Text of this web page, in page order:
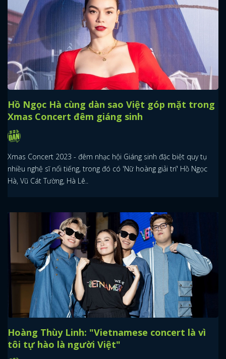
Hồ Ngọc Hà cùng dàn sao Việt góp mặt trong
Xmas Concert đêm giáng sinh
Xmas Concert 2023 - đêm nhạc hội Giáng sinh đặc biệt quy tụ
nhiều nghệ sĩ nổi tiếng, trong đó có 'Nữ hoàng giải trí' Hồ Ngọc
Hà, Vũ Cát Tường, Hà Lê..
Hoàng Thùy Linh: "Vietnamese concert là vì
tôi tự hào là người Việt"